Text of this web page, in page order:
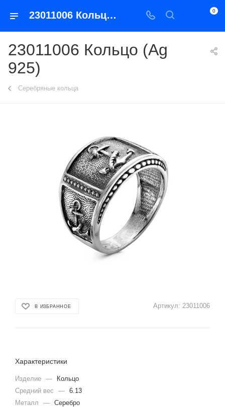
23011006 Кольцо (Ag 925) 0
23011006 Кольцо (Ag
925)
Серебряные кольца
В ИЗБРАННОЕ Артикул: 23011006
Характеристики
Изделие —
Кольцо
Средний вес
— 6.13
Металл
— Серебро